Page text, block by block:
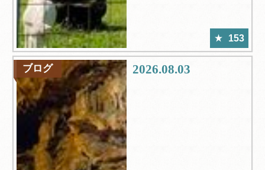
153
ブログ 2026.08.03